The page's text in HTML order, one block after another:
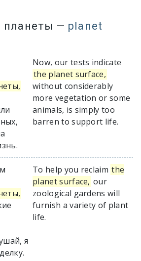
планеты — planet
Now, our tests indicate
the planet surface,
without considerably
more vegetation or some
animals, is simply too
barren to support life.
я
To help you reclaim the
planet surface, our
zoological gardens will
furnish a variety of plant
life.